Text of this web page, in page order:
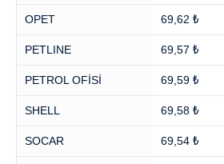
OPET 69,62 ₺
PETLINE 69,57 ₺
PETROL OFİSİ 69,59 ₺
SHELL 69,58 ₺
SOCAR 69,54 ₺